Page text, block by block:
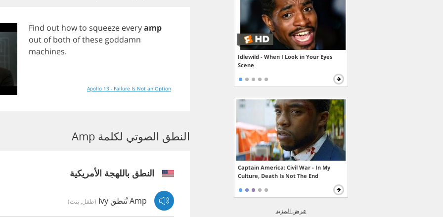
Find out howto squeeze everyamp
out of both ofthese goddamn
machines.
Apollo 13 - Failure Is Not an Option
النطق الصوتي لكلمة Amp
النطق باللهجة الأمريكية
Amp تُنطق Ivy (طفل, بنت)
Idlewild - When I Look in Your Eyes
Scene
Captain America: Civil War - In My
Culture, Death Is Not The End
عرض المزيد